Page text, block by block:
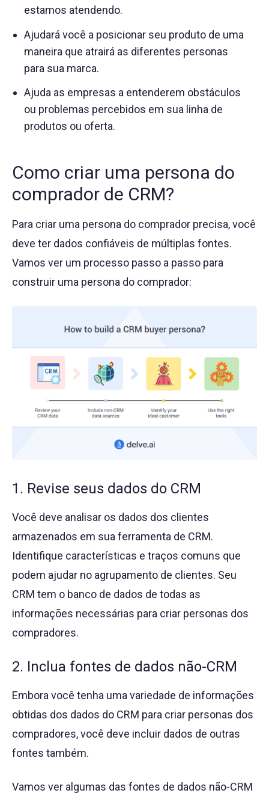
estamos atendendo.
Ajudará você a posicionar seu produto de uma
maneira que atrairá as diferentes personas
para sua marca.
Ajuda as empresas a entenderem obstáculos
ou problemas percebidos em sua linha de
produtos ou oferta.
Como criar uma persona do
comprador de CRM?
Para criar uma persona do comprador precisa, você
deve ter dados confiáveis de múltiplas fontes.
Vamos ver um processo passo a passo para
construir uma persona do comprador:
1. Revise seus dados do CRM
Você deve analisar os dados dos clientes
armazenados em sua ferramenta de CRM.
Identifique características e traços comuns que
podem ajudar no agrupamento de clientes. Seu
CRM tem o banco de dados de todas as
informações necessárias para criar personas dos
compradores.
2. Inclua fontes de dados não-CRM
Embora você tenha uma variedade de informações
obtidas dos dados do CRM para criar personas dos
compradores, você deve incluir dados de outras
fontes também.
Vamos ver algumas das fontes de dados não-CRM